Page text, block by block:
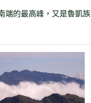
端的最高峰，又是魯凱族